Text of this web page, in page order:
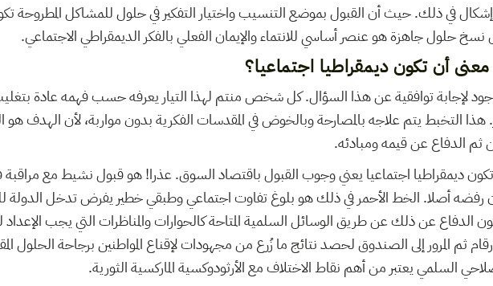
إشكال في ذلك. حيث أن القبول بموضع التنسيب واختيار التفكير في حلول للمشاكل المطروحة
نسخ حلول جاهزة هو عنصر أساسي للانتماء والإيمان الفعلي بالفكر الديمقراطي الاجتماعي.
أن تكون ديمقراطيا اجتماعيا؟
لإجابة توافقية عن هذا السؤال. كل شخص منتم لهذا التيار يعرفه حسب فهمه عادة
هذا التخبط يتم علاجه بالمصارحة وبالخوض في المقدسات الفكرية بدون مواربة، لأن الهدف هو
ثم الدفاع عن قيمه ومبادئه.
ديمقراطيا اجتماعيا يعني وجوب القبول باقتصاد السوق. عذرا! هو قبول نشيط مع مراقبة
رفضه أصلا. الخط الأحمر في ذلك هو بلوغ تفاوت اجتماعي وطبقي خطير يفرض تدخل الدولة
الدفاع عن ذلك عن طريق الوسائل السلمية المتاحة كالحوارات والمناظرات التي يجب الإعداد
ثم المرور إلى الصندوق لحصد نتائج ما زُرع من مجهودات لإقناع المواطنين برجاحة الحلول
السلمي يعتبر من أهم نقاط الاختلاف مع الأرثودوكسية الماركسية الثورية.